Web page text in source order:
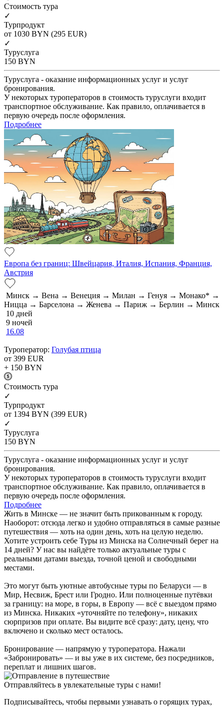
Cтоимость тура
✓
Турпродукт
от 1030 BYN (295 EUR)
✓
Туруслуга
150 BYN
Туруслуга - оказание информационных услуг и услуг
бронирования.
У некоторых туроператоров в стоимость туруслуги входит
транспортное обслуживание. Как правило, оплачивается в
первую очередь после оформления.
Подробнее
Европа без границ: Швейцария, Италия, Испания, Франция,
Австрия
Минск → Вена → Венеция → Милан → Генуя → Монако* →
Ницца → Барселона → Женева → Париж → Берлин → Минск
10 дней
9 ночей
16.08
Туроператор: Голубая птица
от 399 EUR
+ 150 BYN
Cтоимость тура
✓
Турпродукт
от 1394 BYN (399 EUR)
✓
Туруслуга
150 BYN
Туруслуга - оказание информационных услуг и услуг
бронирования.
У некоторых туроператоров в стоимость туруслуги входит
транспортное обслуживание. Как правило, оплачивается в
первую очередь после оформления.
Подробнее
Жить в Минске — не значит быть прикованным к городу.
Наоборот: отсюда легко и удобно отправляться в самые разные
путешествия — хоть на один день, хоть на целую неделю.
Хотите устроить себе Туры из Минска на Солнечный берег на
14 дней? У нас вы найдёте только актуальные туры с
реальными датами выезда, точной ценой и свободными
местами.
Это могут быть уютные автобусные туры по Беларуси — в
Мир, Несвиж, Брест или Гродно. Или полноценные путёвки
за границу: на море, в горы, в Европу — всё с выездом прямо
из Минска. Никаких «уточняйте по телефону», никаких
сюрпризов при оплате. Вы видите всё сразу: дату, цену, что
включено и сколько мест осталось.
Бронирование — напрямую у туроператора. Нажали
«Забронировать» — и вы уже в их системе, без посредников,
переплат и лишних шагов.
Отправляйтесь в увлекательные туры с нами!
Подписывайтесь, чтобы первыми узнавать о горящих турах,